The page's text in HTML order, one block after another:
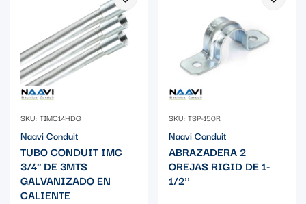
SKU: TIMC14HDG
Naavi Conduit
TUBO CONDUIT IMC
3/4" DE 3MTS
GALVANIZADO EN
CALIENTE
SKU: TSP-150R
Naavi Conduit
ABRAZADERA 2
OREJAS RIGID DE 1-
1/2''